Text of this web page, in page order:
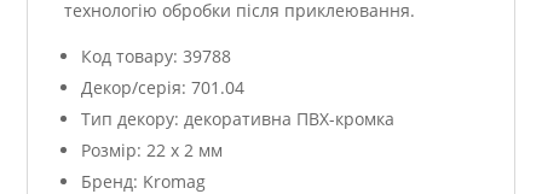
технологію обробки після приклеювання.
Код товару: 39788
Декор/серія: 701.04
Тип декору: декоративна ПВХ-кромка
Розмір: 22 x 2 мм
Бренд: Kromag